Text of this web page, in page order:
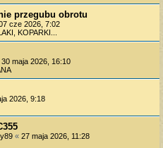
przegubu obrotu
cze 2026, 7:02
KOPARKI...
30 maja 2026, 16:10
2026, 9:18
« 27 maja 2026, 11:28